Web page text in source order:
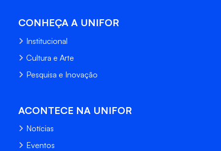
CONHEÇA A UNIFOR
Institucional
Cultura e Arte
Pesquisa e Inovação
ACONTECE NA UNIFOR
Notícias
Eventos